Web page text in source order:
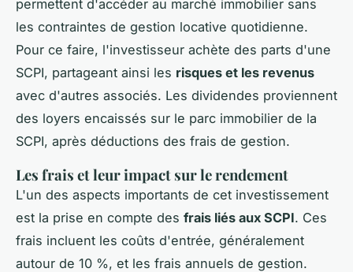
permettent d'accéder au marché immobilier sans
les contraintes de gestion locative quotidienne.
Pour ce faire, l'investisseur achète des parts d'une
SCPI, partageant ainsi les risques et les revenus
avec d'autres associés. Les dividendes proviennent
des loyers encaissés sur le parc immobilier de la
SCPI, après déductions des frais de gestion.
Les frais et leur impact sur le rendement
L'un des aspects importants de cet investissement
est la prise en compte des frais liés aux SCPI. Ces
frais incluent les coûts d'entrée, généralement
autour de 10 %, et les frais annuels de gestion.